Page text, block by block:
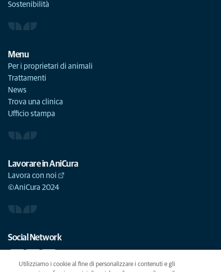
Sostenibilità
Menu
Per i proprietari di animali
Trattamenti
News
Trova una clinica
Ufficio stampa
Lavorare in AniCura
Lavora con noi
©AniCura 2024
Social Network
Utilizziamo i cookie al fine di personalizzare i contenuti e gli